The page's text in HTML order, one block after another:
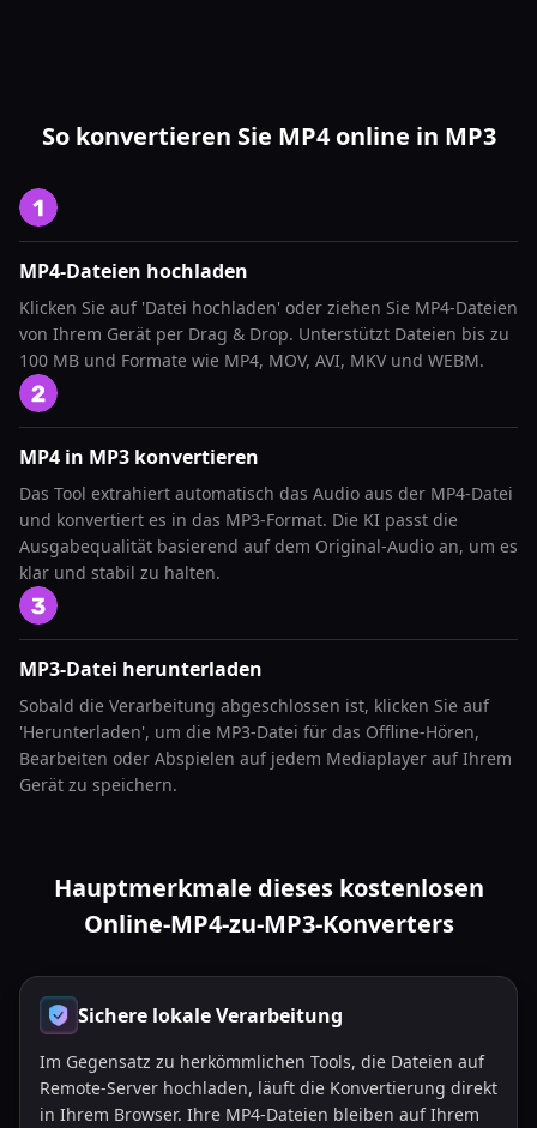
So konvertieren Sie MP4 online in MP3
MP4-Dateien hochladen
Klicken Sie auf 'Datei hochladen' oder ziehen Sie MP4-Dateien
von Ihrem Gerät per Drag & Drop. Unterstützt Dateien bis zu
100 MB und Formate wie MP4, MOV, AVI, MKV und WEBM.
MP4 in MP3 konvertieren
Das Tool extrahiert automatisch das Audio aus der MP4-Datei
und konvertiert es in das MP3-Format. Die KI passt die
Ausgabequalität basierend auf dem Original-Audio an, um es
klar und stabil zu halten.
MP3-Datei herunterladen
Sobald die Verarbeitung abgeschlossen ist, klicken Sie auf
'Herunterladen', um die MP3-Datei für das Offline-Hören,
Bearbeiten oder Abspielen auf jedem Mediaplayer auf Ihrem
Gerät zu speichern.
Hauptmerkmale dieses kostenlosen
Online-MP4-zu-MP3-Konverters
Sichere lokale Verarbeitung
Im Gegensatz zu herkömmlichen Tools, die Dateien auf
Remote-Server hochladen, läuft die Konvertierung direkt
in Ihrem Browser. Ihre MP4-Dateien bleiben auf Ihrem